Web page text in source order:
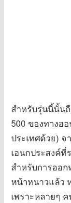
สำหรับรุ่นนี้นั้น
500 ของทางฮ
ประเทศด้วย)
เอนกประสงค์
สำหรับการออ
หน้าหนาวแล้ว
เพราะหลายๆ